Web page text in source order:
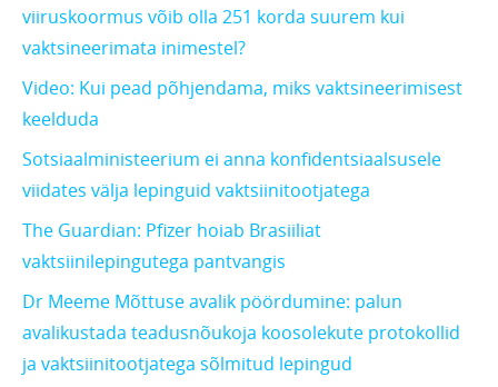
viiruskoormus võib olla 251 korda suurem kui
vaktsineerimata inimestel?
Video: Kui pead põhjendama, miks vaktsineerimisest
keelduda
Sotsiaalministeerium ei anna konfidentsiaalsusele
viidates välja lepinguid vaktsiinitootjatega
The Guardian: Pfizer hoiab Brasiiliat
vaktsiinilepingutega pantvangis
Dr Meeme Mõttuse avalik pöördumine: palun
avalikustada teadusnõukoja koosolekute protokollid
ja vaktsiinitootjatega sõlmitud lepingud